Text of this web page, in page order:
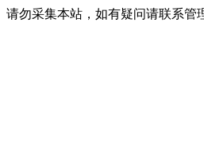
请勿采集本站，如有疑问请联系管